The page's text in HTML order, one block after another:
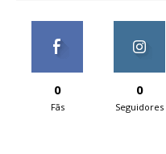
0
Fãs
0
Seguidores